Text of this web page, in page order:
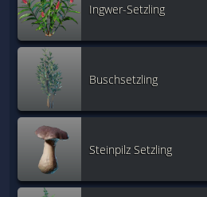
Ingwer-Setzling
Buschsetzling
Steinpilz Setzling